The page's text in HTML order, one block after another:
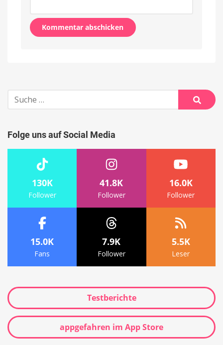
Suche
nach:
Suche
Folge uns auf Social Media
130K
Follower
41.8K
Follower
16.0K
Follower
15.0K
Fans
7.9K
Follower
5.5K
Leser
Testberichte
appgefahren im App Store